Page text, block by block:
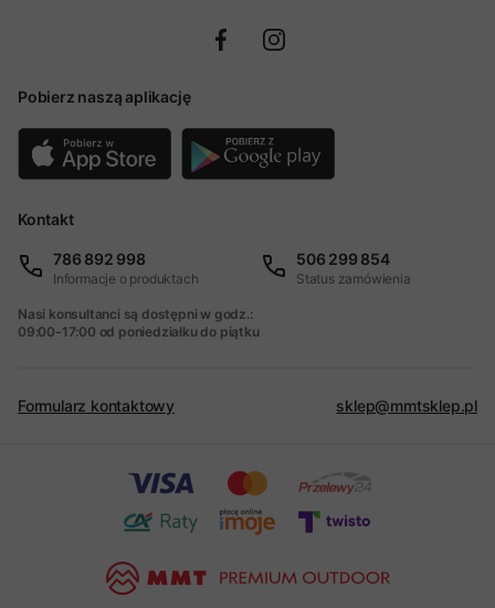
Pobierz naszą aplikację
Kontakt
786 892 998
Informacje o produktach
506 299 854
Status zamówienia
Nasi konsultanci są dostępni w godz.:
09:00-17:00 od poniedziałku do piątku
Formularz kontaktowy sklep@mmtsklep.pl